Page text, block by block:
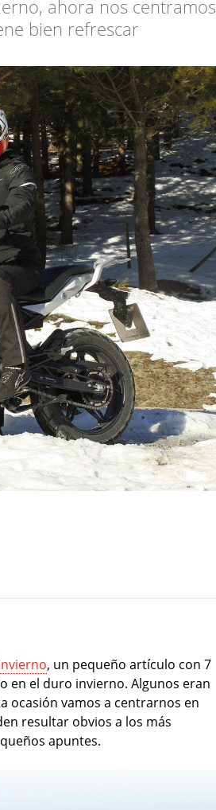
ahora nos centramos
bien refrescar
, un pequeño artículo con 7
en el duro invierno. Algunos eran
ocasión vamos a centrarnos en
resultar obvios a los más
apuntes.